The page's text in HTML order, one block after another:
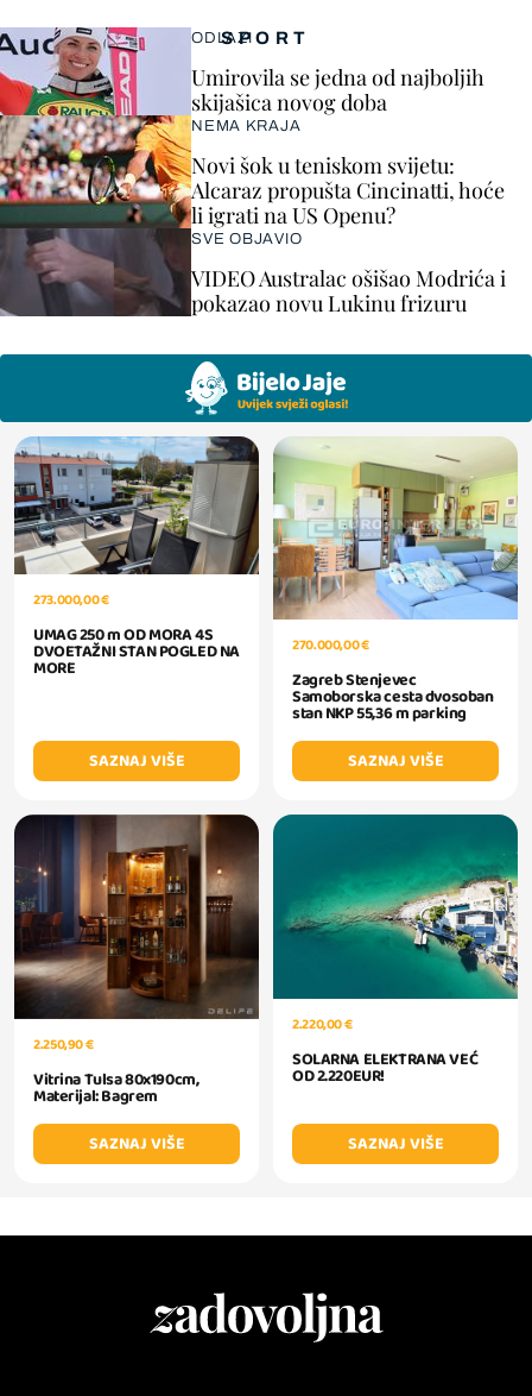
SPORT
ODLAZI
Umirovila se jedna od najboljih
skijašica novog doba
NEMA KRAJA
Novi šok u teniskom svijetu:
Alcaraz propušta Cincinatti, hoće
li igrati na US Openu?
SVE OBJAVIO
VIDEO Australac ošišao Modrića i
pokazao novu Lukinu frizuru
273.000,00 €
UMAG 250 m OD MORA 4S
DVOETAŽNI STAN POGLED NA
MORE
SAZNAJ VIŠE
270.000,00 €
Zagreb Stenjevec
Samoborska cesta dvosoban
stan NKP 55,36 m parking
SAZNAJ VIŠE
2.250,90 €
Vitrina Tulsa 80x190cm,
Materijal: Bagrem
SAZNAJ VIŠE
2.220,00 €
SOLARNA ELEKTRANA VEĆ
OD 2.220EUR!
SAZNAJ VIŠE